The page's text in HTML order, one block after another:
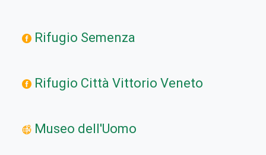
Rifugio Semenza
Rifugio Città Vittorio Veneto
Museo dell'Uomo